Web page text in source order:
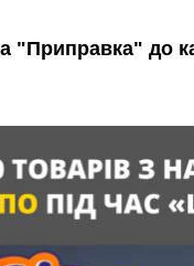
"Приправка" до